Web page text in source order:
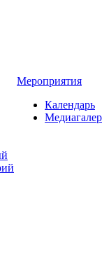
Мероприятия
Календарь